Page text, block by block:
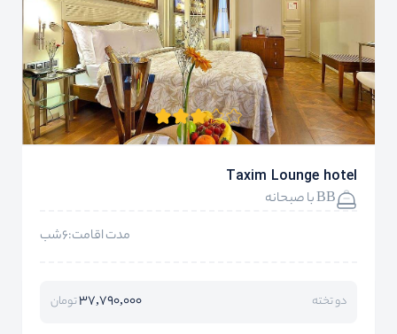
Taxim Lounge hotel
BB با صبحانه
مدت اقامت:6شب
دو تخته 37,790,000تومان